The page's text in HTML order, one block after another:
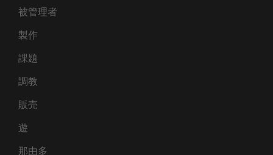
被管理者
製作
課題
調教
販売
遊
那由多